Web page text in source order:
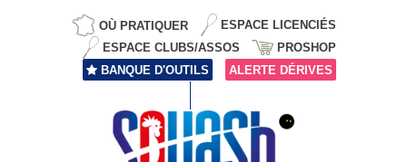
OÙ PRATIQUER
ESPACE LICENCIÉS
ESPACE CLUBS/ASSOS
PROSHOP
BANQUE D'OUTILS
ALERTE DÉRIVES